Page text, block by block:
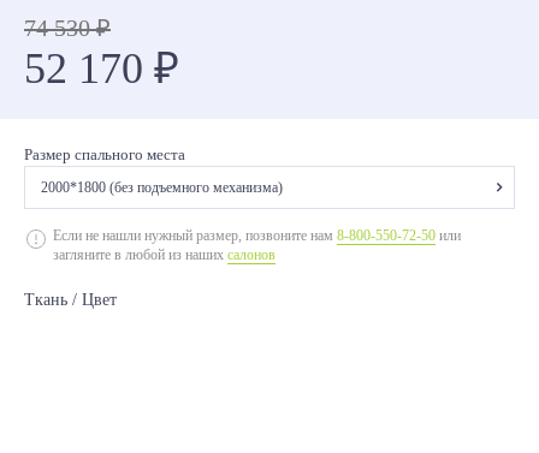
74 530 ₽
52 170 ₽
Размер спального места
2000*1800 (без подъемного механизма)
2000*1400 (без подъемного механизма)
2000*1400 (с подъемным механизмом)
2000*1400 (без подъемного механизма)
Если не нашли нужный размер, позвоните нам 8-800-550-72-50 или
загляните в любой из наших салонов
Ткань / Цвет